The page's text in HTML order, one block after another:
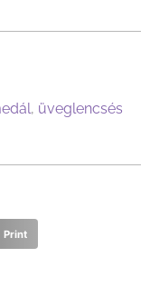
, üveglencsés
Print